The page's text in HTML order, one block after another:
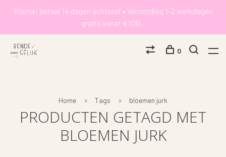
Klarna: betaal 14 dagen achteraf • Verzending 1-2 werkdagen
gratis vanaf €100,-
0
Home Tags bloemen jurk
PRODUCTEN GETAGD MET
BLOEMEN JURK